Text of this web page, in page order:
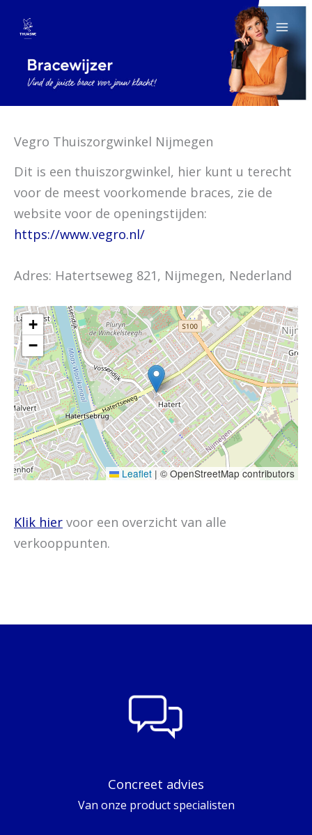
naar
inhoud
Vegro Thuiszorgwinkel Nijmegen
Dit is een thuiszorgwinkel, hier kunt u terecht
voor de meest voorkomende braces, zie de
website voor de openingstijden:
https://www.vegro.nl/
Adres: Hatertseweg 821, Nijmegen, Nederland
+
−
Leaflet | © OpenStreetMap contributors
Klik hier voor een overzicht van alle
verkooppunten.
Concreet advies
Van onze product specialisten